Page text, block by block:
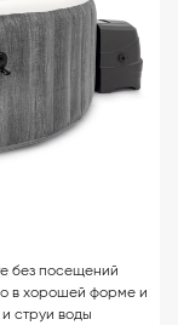
без посещений
в хорошей форме и
струи воды